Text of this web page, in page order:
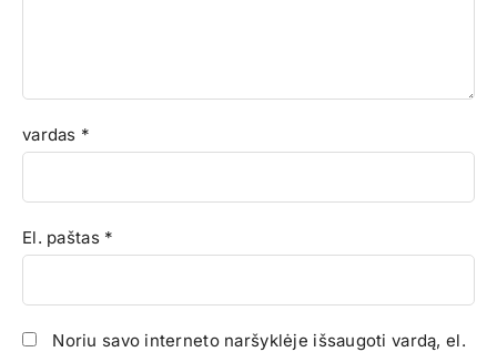
vardas *
El. paštas *
Noriu savo interneto naršyklėje išsaugoti vardą, el.